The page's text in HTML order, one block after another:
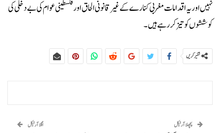
نہیں اور یہ اقدامات مغربی کنارے کے غیر قانونی الحاق اور فلسطینی عوام کی بے دخلی کی
کوششوں کو تیز کر رہے ہیں۔
شئیر کریں
پچھلا آرٹیکل اگلا آرٹیکل